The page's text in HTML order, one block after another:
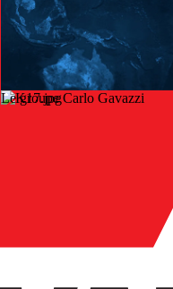
Le groupe Carlo Gavazzi